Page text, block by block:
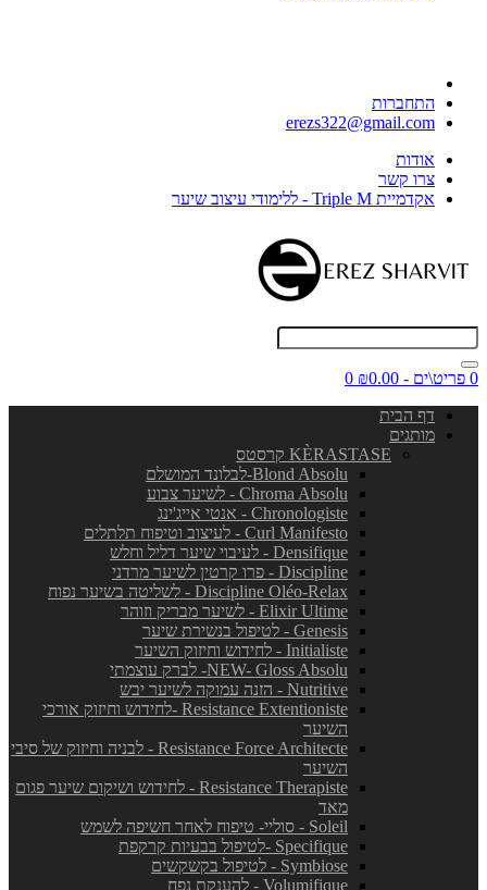
התחברות
erezs322@gmail.com
אודות
צרו קשר
אקדמיית Triple M - ללימודי עיצוב שיער
0 פריט\ים - ₪0.00
0
דף הבית
מותגים
KÈRASTASE קרסטס
Blond Absolu-לבלונד המושלם
Chroma Absolu - לשיער צבוע
Chronologiste - אנטי אייג'ינג
Curl Manifesto - לעיצוב וטיפוח תלתלים
Densifique - לעיבוי שיער דליל וחלש
Discipline - פרו קרטין לשיער מרדני
Discipline Oléo-Relax - לשליטה בשיער נפוח
Elixir Ultime - לשיער מבריק וזוהר
Genesis - לטיפול בנשירת שיער
Initialiste - לחידוש וחיזוק השיער
NEW- Gloss Absolu- לברק עוצמתי
Nutritive - הזנה עמוקה לשיער יבש
Resistance Extentioniste -לחידוש וחיזוק אורכי
השיער
Resistance Force Architecte - לבניה וחיזוק של סיבי
השיער
Resistance Therapiste - לחידוש ושיקום שיער פגום
מאד
Soleil - סוליי- טיפוח לאחר חשיפה לשמש
Specifique -לטיפול בבעיות קרקפת
Symbiose - לטיפול בקשקשים
Volumifique - להענקת נפח